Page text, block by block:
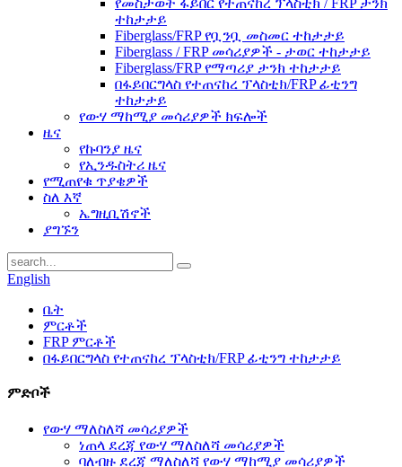
የመስታወት ፋይበር የተጠናከረ ፕላስቲክ / FRP ታንክ
ተከታታይ
Fiberglass/FRP የቧንቧ መስመር ተከታታይ
Fiberglass / FRP መሳሪያዎች - ታወር ​​ተከታታይ
Fiberglass/FRP የማጣሪያ ታንክ ተከታታይ
በፋይበርግላስ የተጠናከረ ፕላስቲክ/FRP ፊቲንግ
ተከታታይ
የውሃ ማከሚያ መሳሪያዎች ክፍሎች
ዜና
የኩባንያ ዜና
የኢንዱስትሪ ዜና
የሚጠየቁ ጥያቄዎች
ስለ እኛ
ኤግዚቢሽኖች
ያግኙን
English
ቤት
ምርቶች
FRP ምርቶች
በፋይበርግላስ የተጠናከረ ፕላስቲክ/FRP ፊቲንግ ተከታታይ
ምድቦች
የውሃ ማለስለሻ መሳሪያዎች
ነጠላ ደረጃ የውሃ ማለስለሻ መሳሪያዎች
ባለብዙ ደረጃ ማለስለሻ የውሃ ማከሚያ መሳሪያዎች